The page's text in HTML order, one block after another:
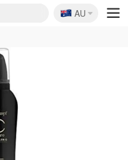
🇦🇺
AU